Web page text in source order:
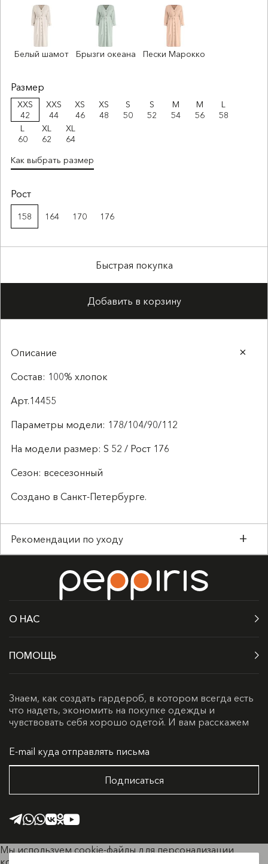
Белый шамот Брызги океана Пески Марокко
Размер
XXS
42
XXS
44
XS
46
XS
48
S
50
S
52
M
54
M
56
L
58
L
60
XL
62
XL
64
Как выбрать размер
Рост
158 164 170 176
Быстрая покупка
Добавить в корзину
Описание
Состав: 100% хлопок
Арт.14455
Параметры модели: 178/104/90/112
На модели размер: S 52 / Рост 176
Сезон: всесезонный
Создано в Санкт-Петербурге.
Рекомендации по уходу
100% хлопок дает усадку при стирке 1-3%
О НАС
ПОМОЩЬ
Знаем, как создать гардероб, в котором всегда есть
что надеть, экономить на покупке одежды и
чувствовать себя хорошо одетой. И вам расскажем
Подписаться
Мы используем cookie-файлы для персонализации
контента и удобства пользователей. Продолжая